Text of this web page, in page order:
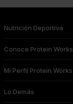
Nutrición Deportiva
Conoce Protein Works
Mi Perfil Protein Works
Lo Demás